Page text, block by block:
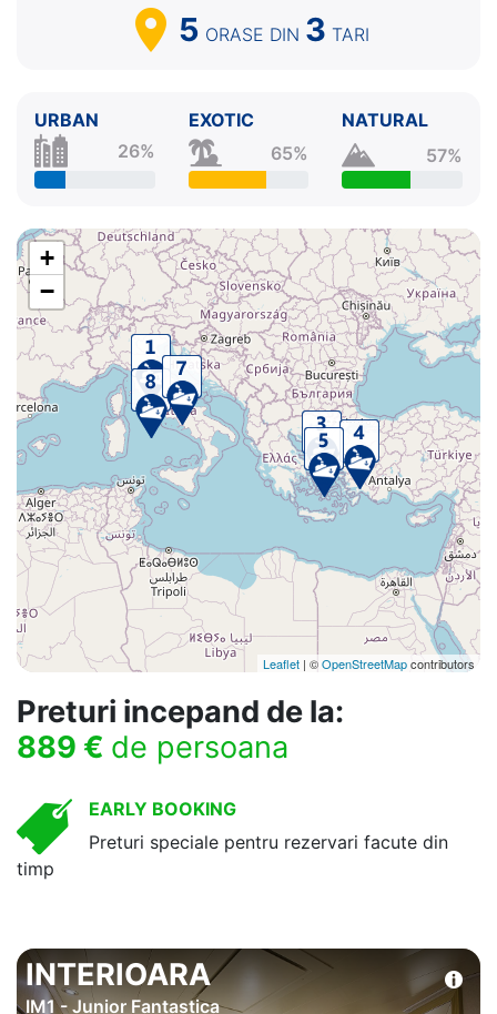
5 ORASE DIN 3 TARI
URBAN
26%
EXOTIC
65%
NATURAL
57%
+
−
Leaflet | ©OpenStreetMapcontributors
Preturi incepand de la:
889 € de persoana
EARLY BOOKING
Preturi speciale pentru rezervari facute din
timp
INTERIOARA
IM1 - Junior Fantastica